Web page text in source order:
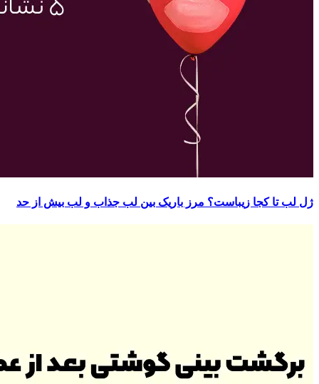
ژل لب تا کجا زیباست؟ مرز باریک بین لب جذاب و لب بیش از حد